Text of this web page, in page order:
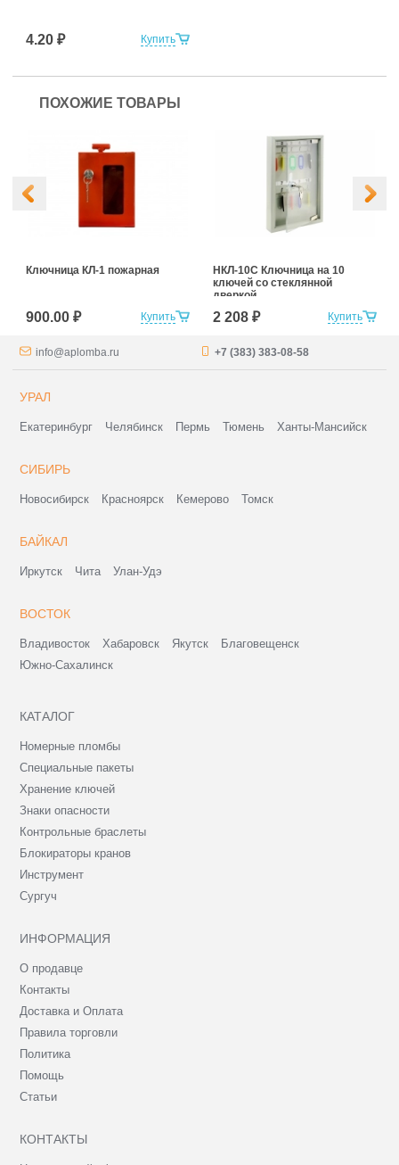
Купить
4.20 ₽
ПОХОЖИЕ ТОВАРЫ
Купить
Ключница КЛ-1 пожарная
900.00 ₽ Купить
НКЛ-10С Ключница на 10
ключей со стеклянной
дверкой
2 208 ₽
info@aplomba.ru +7 (383) 383-08-58
УРАЛ
Екатеринбург Челябинск Пермь Тюмень Ханты-Мансийск
СИБИРЬ
Новосибирск Красноярск Кемерово Томск
БАЙКАЛ
Иркутск Чита Улан-Удэ
ВОСТОК
Владивосток Хабаровск Якутск
Благовещенск
Южно-Сахалинск
КАТАЛОГ
Номерные пломбы
Специальные пакеты
Хранение ключей
Знаки опасности
Контрольные браслеты
Блокираторы кранов
Инструмент
Сургуч
ИНФОРМАЦИЯ
О продавце
Контакты
Доставка и Оплата
Правила торговли
Политика
Помощь
Статьи
КОНТАКТЫ